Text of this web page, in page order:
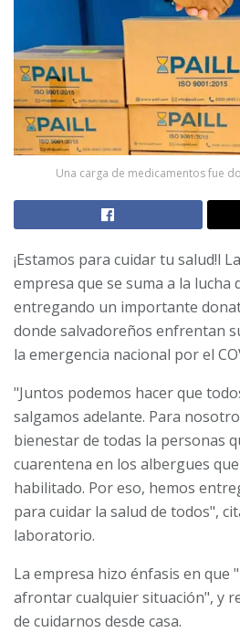
Una carga de medicamentos fue
¡Estamos para cuidar tu salud!l
empresa que se suma a la lucha
entregando un importante
donde salvadoreños enfrentan
la emergencia nacional por el
"Juntos podemos hacer que
salgamos adelante. Para
bienestar de todas la personas
cuarentena en los albergues
habilitado. Por eso, hemos
para cuidar la salud de todos",
laboratorio.
La empresa hizo énfasis en que
afrontar cualquier situación", y
de cuidarnos desde casa.